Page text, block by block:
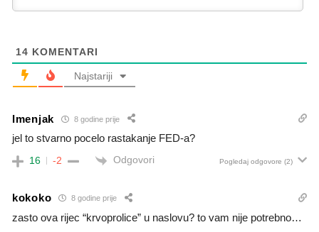
14 KOMENTARI
Najstariji
Imenjak 8 godine prije
jel to stvarno pocelo rastakanje FED-a?
16 -2 Odgovori Pogledaj odgovore (2)
kokoko 8 godine prije
zasto ova rijec “krvoprolice” u naslovu? to vam nije potrebno…